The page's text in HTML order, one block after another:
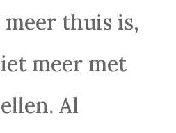
thuis is,
meer met
Al